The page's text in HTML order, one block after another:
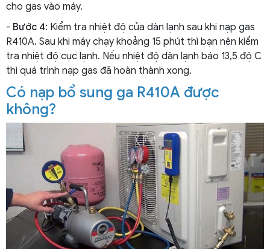
cho gas vào máy.
- Bước 4: Kiểm tra nhiệt độ của dàn lạnh sau khi nạp gas
R410A. Sau khi máy chạy khoảng 15 phút thì bạn nên kiểm
tra nhiệt độ cục lạnh. Nếu nhiệt độ dàn lạnh báo 13,5 độ C
thì quá trình nạp gas đã hoàn thành xong.
Có nạp bổ sung ga R410A được
không?